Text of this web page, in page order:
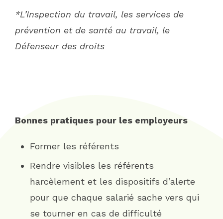
*L’Inspection du travail, les services de
prévention et de santé au travail, le
Défenseur des droits
Bonnes pratiques pour les employeurs
Former les référents
Rendre visibles les référents
harcèlement et les dispositifs d’alerte
pour que chaque salarié sache vers qui
se tourner en cas de difficulté